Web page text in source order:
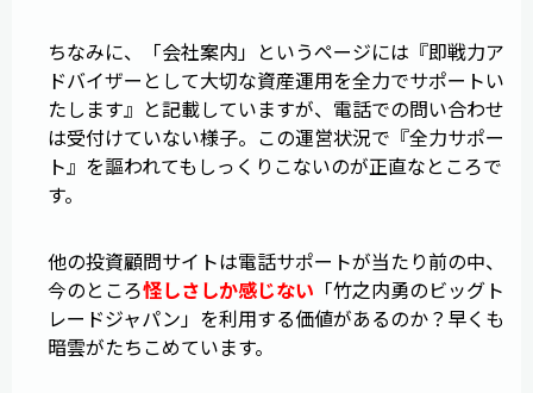
ちなみに、「会社案内」というページには『即戦力ア
ドバイザーとして大切な資産運用を全力でサポートい
たします』と記載していますが、電話での問い合わせ
は受付けていない様子。この運営状況で『全力サポー
ト』を謳われてもしっくりこないのが正直なところで
す。
他の投資顧問サイトは電話サポートが当たり前の中、
今のところ怪しさしか感じない 「竹之内勇のビッグト
レードジャパン」を利用する価値があるのか？早くも
暗雲がたちこめています。